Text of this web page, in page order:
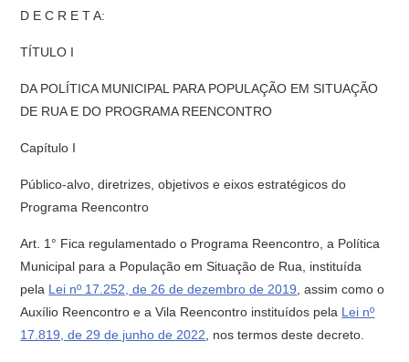
D E C R E T A:
TÍTULO I
DA POLÍTICA MUNICIPAL PARA POPULAÇÃO EM SITUAÇÃO
DE RUA E DO PROGRAMA REENCONTRO
Capítulo I
Público-alvo, diretrizes, objetivos e eixos estratégicos do
Programa Reencontro
Art. 1° Fica regulamentado o Programa Reencontro, a Política
Municipal para a População em Situação de Rua, instituída
pela Lei nº 17.252, de 26 de dezembro de 2019 , assim como o
Auxílio Reencontro e a Vila Reencontro instituídos pela Lei nº
17.819, de 29 de junho de 2022 , nos termos deste decreto.